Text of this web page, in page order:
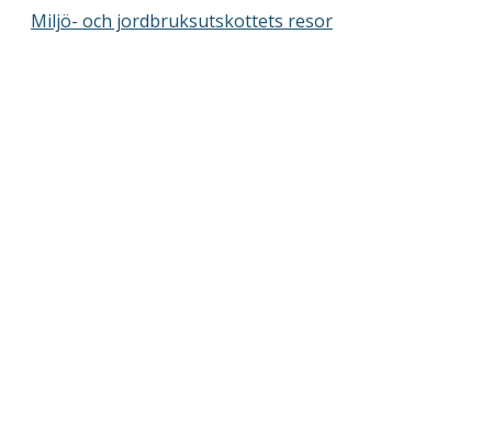
Miljö- och jordbruksutskottets resor